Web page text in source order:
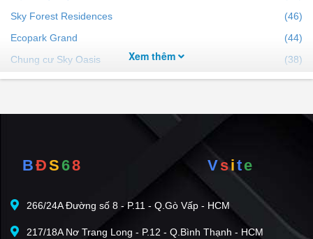
Sky Forest Residences
(46)
Ecopark Grand
(44)
Chung cư Sky Oasis
(38)
Sunshine Legend City
(37)
The Fibonan Ecopark
Mega Complex - Vinhomes Ocean Park 2
Alumi - Alluvia City
(11)
Xem thêm
BĐS68 Vsite
266/24A Đường số 8 - P.11 - Q.Gò Vấp - HCM
217/18A Nơ Trang Long - P.12 - Q.Bình Thạnh - HCM